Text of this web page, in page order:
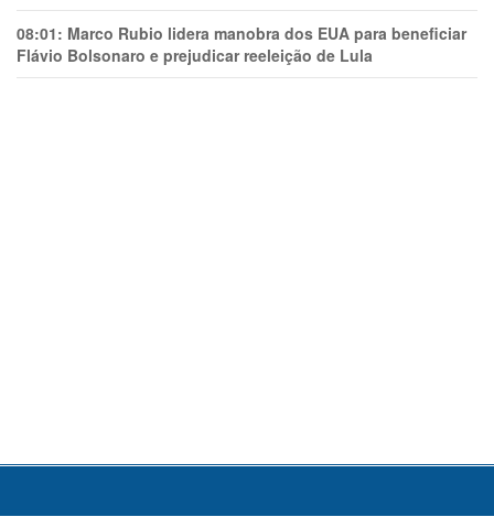
08:01: Marco Rubio lidera manobra dos EUA para beneficiar
Flávio Bolsonaro e prejudicar reeleição de Lula